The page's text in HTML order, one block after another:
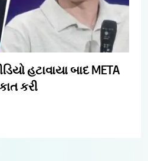
હટાવાયા બાદ META
કરી